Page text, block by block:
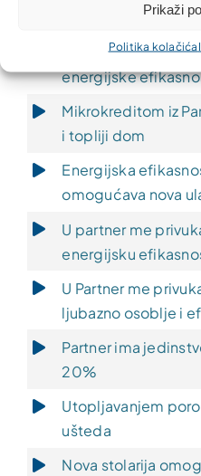
Prikaži
Politika kolačića
donosi povećan
Partner MKF lider u
energijske
Mikrokreditom iz
i topliji dom
Energijska
omogućava nova
U partner me
energijsku
U Partner me
ljubazno osoblje i
Partner ima
20%
Utopljavanjem
ušteda
Nova stolarija